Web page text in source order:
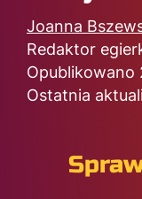
Joanna
Redaktor
Opublikowano
Ostatnia